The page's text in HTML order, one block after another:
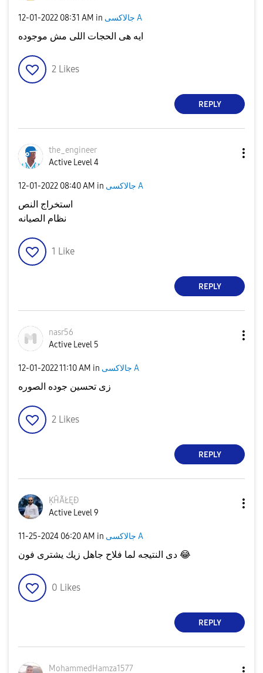
‎12-01-2022 08:31 AM in جالاكسى A
ايه هى الحجات اللى مش موجوده
2 Likes
REPLY
the_engineer
Active Level 4
‎12-01-2022 08:40 AM in جالاكسى A
استخراج النص
نظام الصيانه
1 Like
REPLY
nasr56
Active Level 5
‎12-01-202211:10 AM in جالاكسى A
زى تحسين جوده الصوره
2 Likes
REPLY
ĶĤÃŁĘÐ
Active Level 9
‎11-25-2024 06:20 AM in جالاكسى A
😂
0 Likes
REPLY
MohammedHamza1577